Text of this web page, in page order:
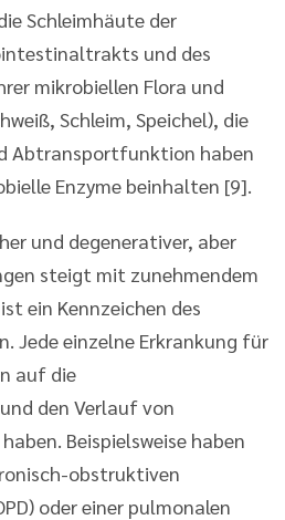
Schleimhäute der
und des
mikrobiellen Flora und
Schleim, Speichel), die
Abtransportfunktion haben
Enzyme beinhalten [9].
und degenerativer, aber
steigt mit zunehmendem
ein Kennzeichen des
Jede einzelne Erkrankung für
auf die
den Verlauf von
Beispielsweise haben
obstruktiven
oder einer pulmonalen